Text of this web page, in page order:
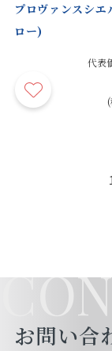
プロヴァンスシエ
ロー)
代表
お問い合